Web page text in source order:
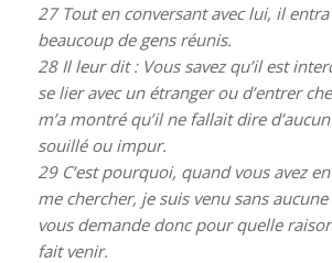
27Tout en conversant avec lui, il
beaucoup de gens réunis.
28Il leur dit : Vous savez qu’il est
se lier avec un étranger ou d’entrer
m’a montré qu’il ne fallait dire
souillé ou impur.
29C’est pourquoi, quand vous avez
me chercher, je suis venu sans
vous demande donc pour quelle
fait venir.